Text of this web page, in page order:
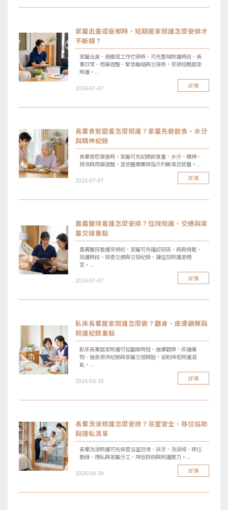
家屬出差或返鄉時，短期居家照護怎麼安排才
不斷線？
家屬出差、返鄉或工作忙碌時，可先整理照護時段、長
輩日常、用藥提醒、緊急聯絡與交接表，安排短期居家
照護。...
2026-07-07 詳情
長輩食慾變差怎麼照護？家屬先做飲食、水分
與精神紀錄
長輩食慾變差時，家屬可先記錄飲食量、水分、精神、
排泄與用藥提醒，並依醫療團隊指示判斷是否就醫。...
2026-07-07 詳情
嘉義醫院看護怎麼安排？住院陪護、交通與家
屬交接重點
嘉義醫院看護安排前，家屬可先確認院區、病房規範、
陪護時段、檢查交通與交接紀錄，讓住院照護更穩
定。...
2026-07-07 詳情
臥床長輩居家照護怎麼做？翻身、皮膚觀察與
照護紀錄重點
臥床長輩居家照護可從翻身時程、皮膚觀察、床邊備
物、進食排泄紀錄與家屬交接開始，協助降低照護混
亂。...
2026-06-29 詳情
長輩洗澡照護怎麼安排？浴室安全、移位協助
與隱私清單
長輩洗澡照護可先檢查浴室防滑、扶手、洗澡椅、移位
動線、隱私與家屬分工，降低跌倒與照護壓力。...
2026-06-29 詳情